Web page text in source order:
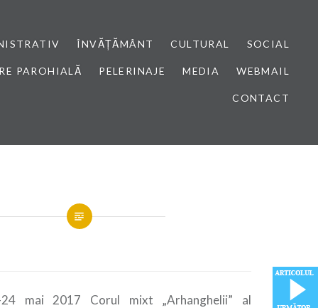
ÎNVĂȚĂMÂNT CULTURAL SOCIAL
PAROHIALĂ PELERINAJE MEDIA WEBMAIL
CONTACT
mai 2017 Corul mixt „Arhanghelii” al